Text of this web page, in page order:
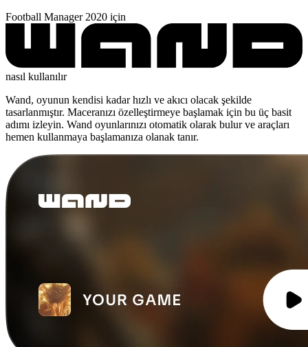
Football Manager 2020 için
nasıl kullanılır
Wand, oyunun kendisi kadar hızlı ve akıcı olacak şekilde
tasarlanmıştır. Maceranızı özelleştirmeye başlamak için bu üç basit
adımı izleyin. Wand oyunlarınızı otomatik olarak bulur ve araçları
hemen kullanmaya başlamanıza olanak tanır.